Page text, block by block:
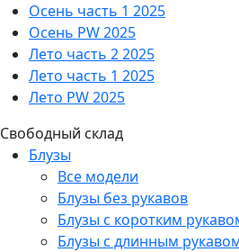
Осень часть 1 2025
Осень PW 2025
Лето часть 2 2025
Лето часть 1 2025
Лето PW 2025
Свободный склад
Блузы
Все модели
Блузы без рукавов
Блузы с коротким
Блузы с длинным